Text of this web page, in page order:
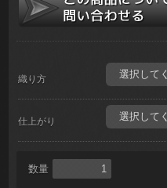
織り方
仕上がり
数量